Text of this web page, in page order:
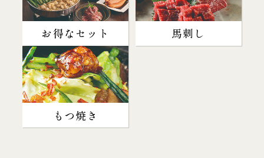
お得なセット 馬刺し
もつ焼き